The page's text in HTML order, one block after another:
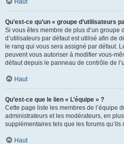
Haut
Qu’est-ce qu’un « groupe d’utilisateurs
Si vous êtes membre de plus d’un groupe
d’utilisateurs par défaut est utilisé afin de
le rang qui vous sera assigné par défaut.
peuvent vous autoriser à modifier vous-
défaut depuis le panneau de contrôle de
Haut
Qu’est-ce que le lien « L’équipe » ?
Cette page liste les membres de l’équipe
administrateurs et les modérateurs, en
supplémentaires tels que les forums qu’ils
Haut